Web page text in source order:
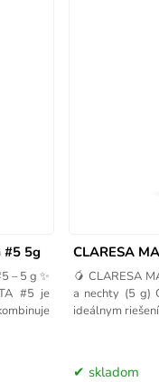
#5 5g
– 5 g ✨
#5 je
CLARESA
🥭 CLARESA
a nechty (5 g)
ideálnym
skladom